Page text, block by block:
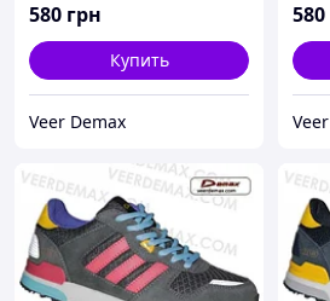
580 грн
Купить
Veer Demax
580